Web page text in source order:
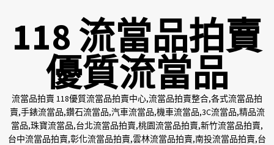
118 流當品拍賣
優質流當品
流當品拍賣 118優質流當品拍賣中心,流當品拍賣整合,各式流當品拍
賣,手錶流當品,鑽石流當品,汽車流當品,機車流當品,3C流當品,精品流
當品,珠寶流當品,台北流當品拍賣,桃園流當品拍賣,新竹流當品拍賣,
台中流當品拍賣,彰化流當品拍賣,雲林流當品拍賣,南投流當品拍賣,台